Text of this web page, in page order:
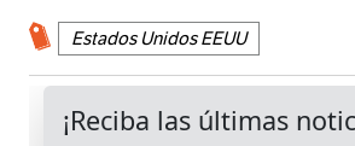
Estados Unidos EEUU